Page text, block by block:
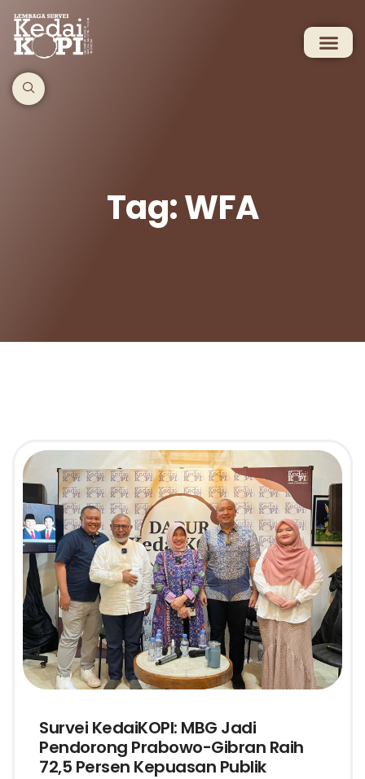
Tag: WFA
Survei KedaiKOPI: MBG Jadi
Pendorong Prabowo-Gibran Raih
72,5 Persen Kepuasan Publik